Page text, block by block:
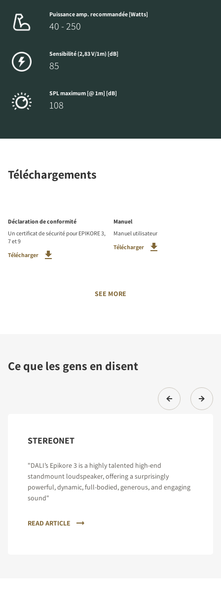
Puissance amp. recommandée [Watts]
40 - 250
Sensibilité (2,83 V/1m) [dB]
85
SPL maximum [@ 1m] [dB]
108
Téléchargements
Déclaration de conformité
Un certificat de sécurité pour EPIKORE 3,
7 et 9
Télécharger
Manuel
Manuel utilisateur
Télécharger
SEE MORE
Ce que les gens en disent
STEREONET
"DALI’s Epikore 3 is a highly talented high-end
standmount loudspeaker, offering a surprisingly
powerful, dynamic, full-bodied, generous, and engaging
sound"
READ ARTICLE